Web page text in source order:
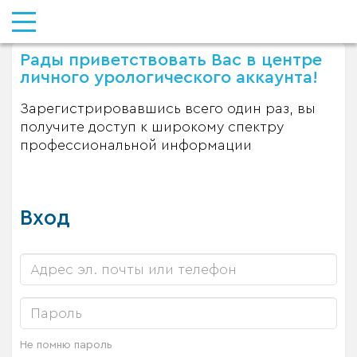
Рады приветствовать Вас в центре
личного урологического аккаунта!
Зарегистрировавшись всего один раз, вы
получите доступ к широкому спектру
профессиональной информации
Вход
Не помню пароль